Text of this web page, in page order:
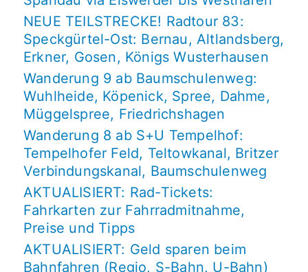
NEUE TEILSTRECKE! Radtour 83:
Speckgürtel-Ost: Bernau, Altlandsberg,
Erkner, Gosen, Königs Wusterhausen
Wanderung 9 ab Baumschulenweg:
Wuhlheide, Köpenick, Spree, Dahme,
Müggelspree, Friedrichshagen
Wanderung 8 ab S+U Tempelhof:
Tempelhofer Feld, Teltowkanal, Britzer
Verbindungskanal, Baumschulenweg
AKTUALISIERT: Rad-Tickets:
Fahrkarten zur Fahrradmitnahme,
Preise und Tipps
AKTUALISIERT: Geld sparen beim
Bahnfahren (Regio, S-Bahn, U-Bahn)